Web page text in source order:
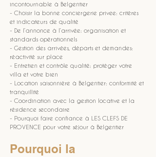
incontournable à Belgentier
- Choisir la bonne conciergerie privee: critères
et indicateurs de qualité
- De l’annonce à l’arrivée: organisation et
standards opérationnels
- Gestion des arrivées, départs et demandes:
réactivité sur place
- Entretien et contrôle qualité: protéger votre
villa et votre bien
- Location saisonnière à Belgentier: conformité et
tranquillité
- Coordination avec la gestion locative et la
résidence secondaire
- Pourquoi faire confiance à LES CLEFS DE
PROVENCE pour votre séjour à Belgentier
Pourquoi la